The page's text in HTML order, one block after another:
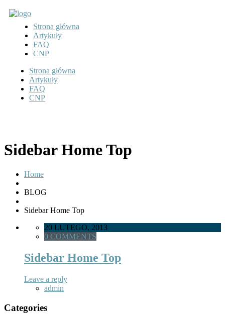
Strona główna
Artykuły
FAQ
CNP
Strona główna
Artykuły
FAQ
CNP
Sidebar Home Top
Home
BLOG
Sidebar Home Top
20 LUTEGO, 2013
0 COMMENTS
Sidebar Home Top
Leave a reply
admin
Categories